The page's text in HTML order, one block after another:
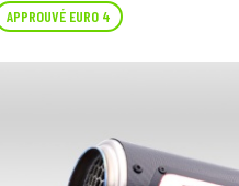
APPROUVÉ EURO 4